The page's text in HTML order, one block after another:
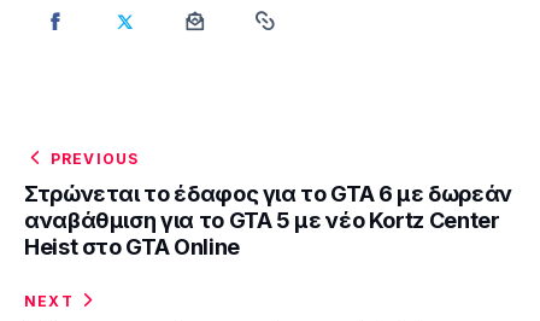
PREVIOUS
Στρώνεται το έδαφος για το GTA 6 με δωρεάν
αναβάθμιση για το GTA 5 με νέο Kortz Center
Heist στο GTA Online
NEXT